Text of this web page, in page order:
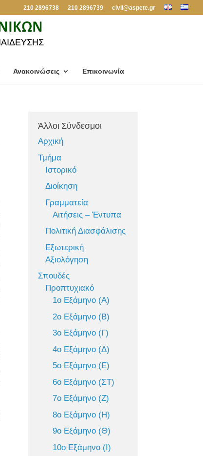
210 2896738 210 2896739 civil@aspete.gr
Ανακοινώσεις Επικοινωνία
Άλλοι Σύνδεσμοι
Αρχική
Τμήμα
Ιστορικό
Διοίκηση
Γραμματεία
Αιτήσεις – Έντυπα
Πολιτική Διασφάλισης
Εξωτερική
Αξιολόγηση
Σπουδές
Προπτυχιακό
1ο Εξάμηνο (Α)
2ο Εξάμηνο (Β)
3ο Εξάμηνο (Γ)
4ο Εξάμηνο (Δ)
5ο Εξάμηνο (Ε)
6ο Εξάμηνο (ΣΤ)
7ο Εξάμηνο (Ζ)
8ο Εξάμηνο (Η)
9ο Εξάμηνο (Θ)
10ο Εξάμηνο (Ι)